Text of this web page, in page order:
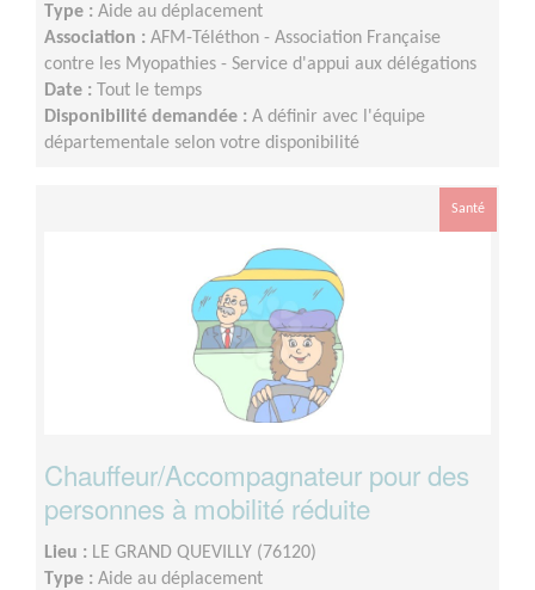
Type : Aide au déplacement
Association : AFM-Téléthon - Association Française
contre les Myopathies - Service d'appui aux délégations
Date :
Tout le temps
Disponibilité demandée : A définir avec l'équipe
départementale selon votre disponibilité
Santé
Chauffeur/Accompagnateur pour des
personnes à mobilité réduite
Lieu : LE GRAND QUEVILLY (76120)
Type : Aide au déplacement